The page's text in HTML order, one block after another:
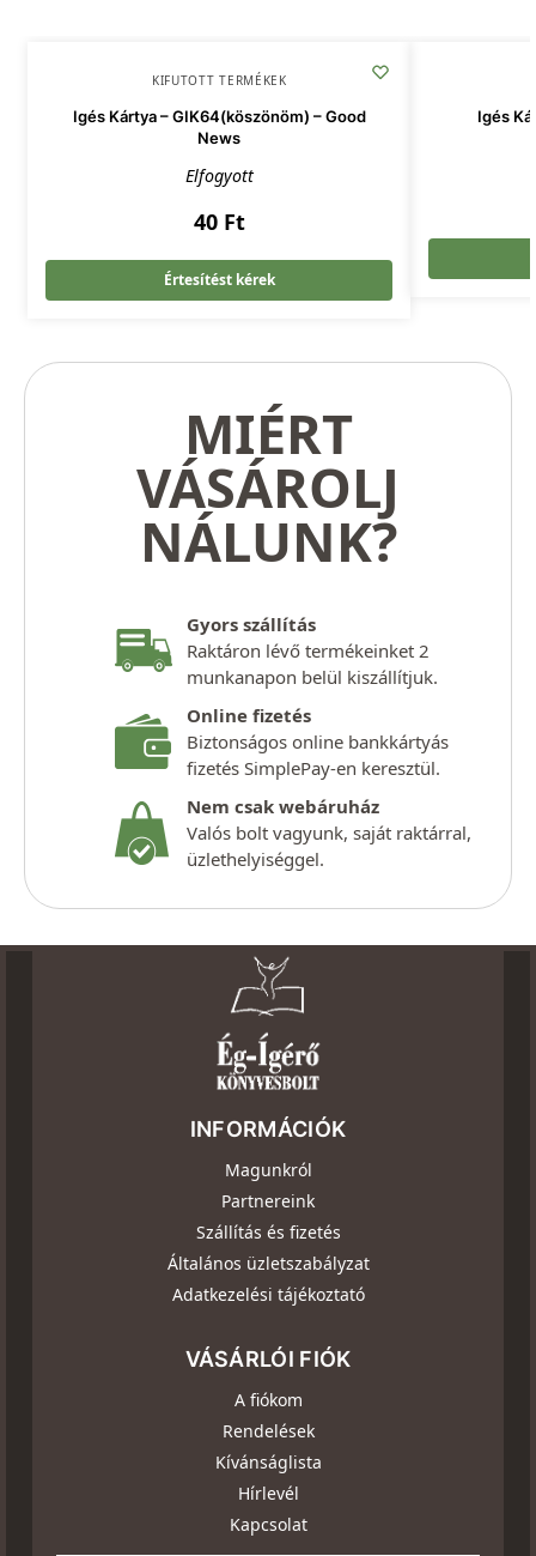
KIFUTOTT TERMÉKEK
Igés Kártya – GIK64(köszönöm) – Good
News
Elfogyott
40 Ft
Értesítést kérek
Igés
MIÉRT
VÁSÁROLJ
NÁLUNK?
Gyors szállítás
Raktáron lévő termékeinket 2
munkanapon belül kiszállítjuk.
Online fizetés
Biztonságos online bankkártyás
fizetés SimplePay-en keresztül.
Nem csak webáruház
Valós bolt vagyunk, saját raktárral,
üzlethelyiséggel.
INFORMÁCIÓK
Magunkról
Partnereink
Szállítás és fizetés
Általános üzletszabályzat
Adatkezelési tájékoztató
VÁSÁRLÓI FIÓK
A fiókom
Rendelések
Kívánságlista
Hírlevél
Kapcsolat